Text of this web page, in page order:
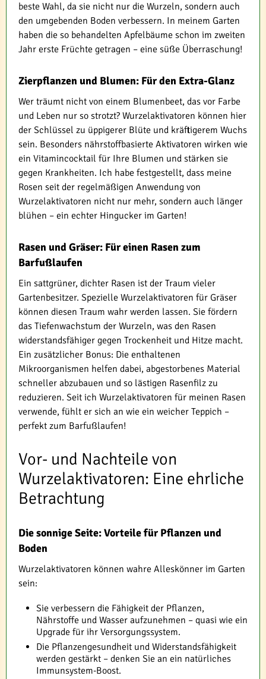
beste Wahl, da sie nicht nur die Wurzeln, sondern auch
den umgebenden Boden verbessern. In meinem Garten
haben die so behandelten Apfelbäume schon im zweiten
Jahr erste Früchte getragen – eine süße Überraschung!
Zierpflanzen und Blumen: Für den Extra-Glanz
Wer träumt nicht von einem Blumenbeet, das vor Farbe
und Leben nur so strotzt? Wurzelaktivatoren können hier
der Schlüssel zu üppigerer Blüte und kräftigerem Wuchs
sein. Besonders nährstoffbasierte Aktivatoren wirken wie
ein Vitamincocktail für Ihre Blumen und stärken sie
gegen Krankheiten. Ich habe festgestellt, dass meine
Rosen seit der regelmäßigen Anwendung von
Wurzelaktivatoren nicht nur mehr, sondern auch länger
blühen – ein echter Hingucker im Garten!
Rasen und Gräser: Für einen Rasen zum
Barfußlaufen
Ein sattgrüner, dichter Rasen ist der Traum vieler
Gartenbesitzer. Spezielle Wurzelaktivatoren für Gräser
können diesen Traum wahr werden lassen. Sie fördern
das Tiefenwachstum der Wurzeln, was den Rasen
widerstandsfähiger gegen Trockenheit und Hitze macht.
Ein zusätzlicher Bonus: Die enthaltenen
Mikroorganismen helfen dabei, abgestorbenes Material
schneller abzubauen und so lästigen Rasenfilz zu
reduzieren. Seit ich Wurzelaktivatoren für meinen Rasen
verwende, fühlt er sich an wie ein weicher Teppich –
perfekt zum Barfußlaufen!
Vor- und Nachteile von
Wurzelaktivatoren: Eine ehrliche
Betrachtung
Die sonnige Seite: Vorteile für Pflanzen und
Boden
Wurzelaktivatoren können wahre Alleskönner im Garten
sein:
Sie verbessern die Fähigkeit der Pflanzen,
Nährstoffe und Wasser aufzunehmen – quasi wie ein
Upgrade für ihr Versorgungssystem.
Die Pflanzengesundheit und Widerstandsfähigkeit
werden gestärkt – denken Sie an ein natürliches
Immunsystem-Boost.